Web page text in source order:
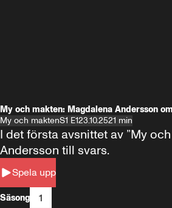
My och makten: Magdalena Andersson
My och maktenS1 E123.10.2521 min
Spela upp
I det första avsnittet av ”My
Andersson till svars.
Säsong 1